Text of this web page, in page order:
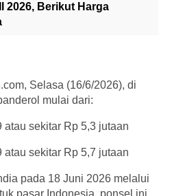
2026, Berikut Harga
Selasa (16/6/2026), di
mulai dari:
atau sekitar Rp 5,3 jutaan
atau sekitar Rp 5,7 jutaan
pada 18 Juni 2026 melalui